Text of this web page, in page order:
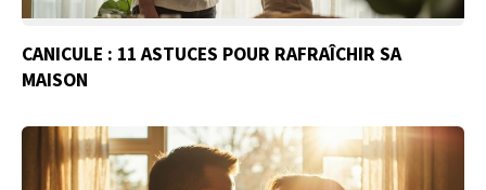
CANICULE : 11 ASTUCES POUR RAFRAÎCHIR SA
MAISON